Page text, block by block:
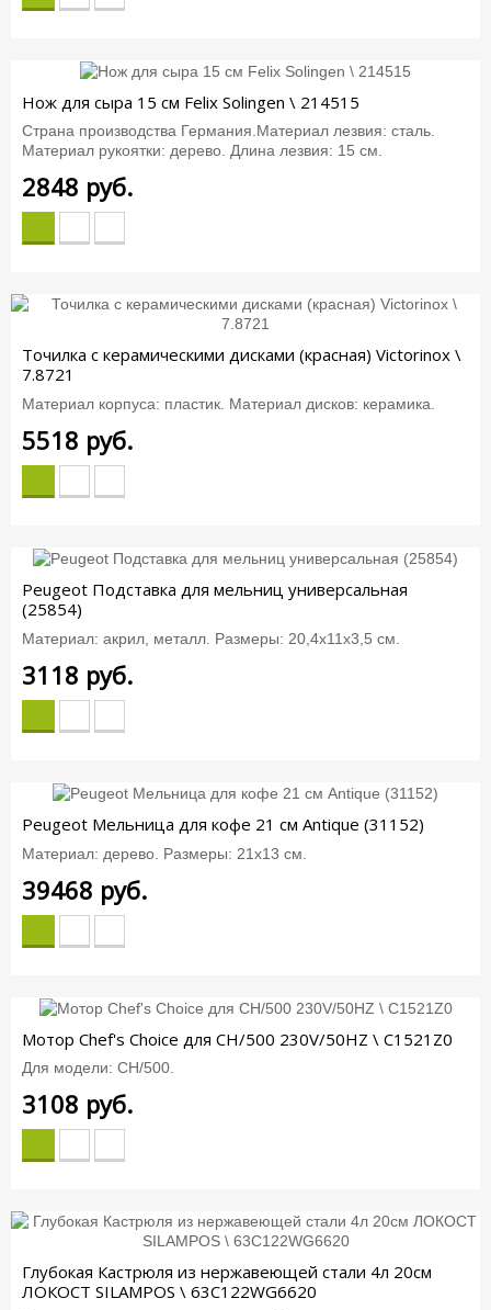
Нож для сыра 15 см Felix Solingen \ 214515
Страна производства Германия.Материал лезвия: сталь.
Материал рукоятки: дерево. Длина лезвия: 15 см.
2848 руб.
Точилка с керамическими дисками (красная) Victorinox \
7.8721
Материал корпуса: пластик. Материал дисков: керамика.
5518 руб.
Peugeot Подставка для мельниц универсальная
(25854)
Материал: акрил, металл. Размеры: 20,4х11х3,5 см.
3118 руб.
Peugeot Мельница для кофе 21 см Antique (31152)
Материал: дерево. Размеры: 21х13 см.
39468 руб.
Мотор Chef's Choice для CH/500 230V/50HZ \ C1521Z0
Для модели: CH/500.
3108 руб.
Глубокая Кастрюля из нержавеющей стали 4л 20см
ЛОКОСТ SILAMPOS \ 63C122WG6620